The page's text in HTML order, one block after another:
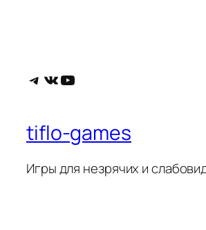
Telegram
ВКонтакте
YouTube
tiflo-games
Игры для незрячих и